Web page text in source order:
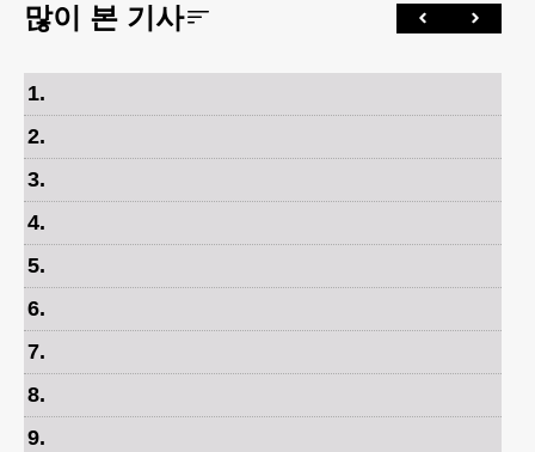
많이 본 기사
1.
2.
3.
4.
5.
6.
7.
8.
9.